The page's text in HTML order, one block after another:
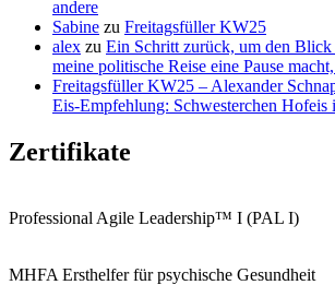
andere
Sabine zu Freitagsfüller KW25
alex zu Ein Schritt zurück, um den
meine politische Reise eine Pause
Freitagsfüller KW25 – Alexander
Eis-Empfehlung: Schwesterchen Hofeis
Zertifikate
Professional Agile Leadership™ I (PAL I)
MHFA Ersthelfer für psychische Gesundheit